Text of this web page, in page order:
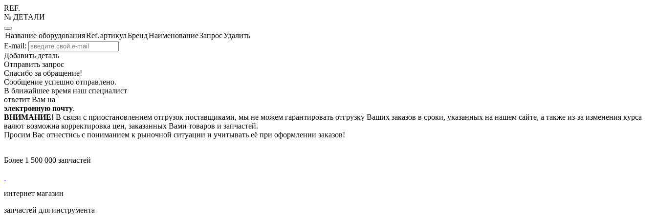
REF.
№ ДЕТАЛИ
Название оборудованияRef.артикулБрендНаименованиеЗапросУдалить
E-mail:
Добавить деталь
Отправить запрос
Спасибо за обращение!
Сообщение успешно отправлено.
В ближайшее время наш специалист
ответит Вам на
электронную почту.
ВНИМАНИЕ! В связи с приостановлением отгрузок поставщиками, мы не можем гарантировать отгрузку Ваших заказов в сроки, указанных на нашем сайте, а также из-за изменения курса
валют возможна корректировка цен, заказанных Вами товаров и запчастей.
Просим Вас отнестись с пониманием к рыночной ситуации и учитывать её при оформлении заказов!
Более 1 500 000 запчастей
интернет магазин
запчастей для инструмента